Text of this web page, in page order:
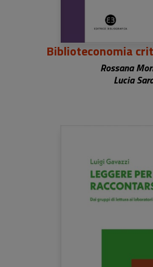
Biblioteconomia
Rossana
Lucia